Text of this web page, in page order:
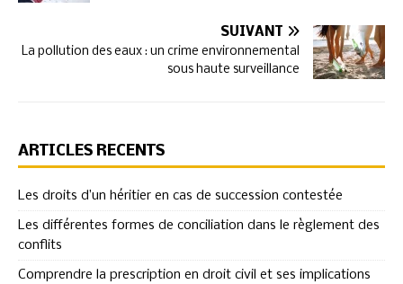
SUIVANT
La pollution des eaux : un crime environnemental
sous haute surveillance
ARTICLES RÉCENTS
Les droits d’un héritier en cas de succession contestée
Les différentes formes de conciliation dans le règlement des
conflits
Comprendre la prescription en droit civil et ses implications